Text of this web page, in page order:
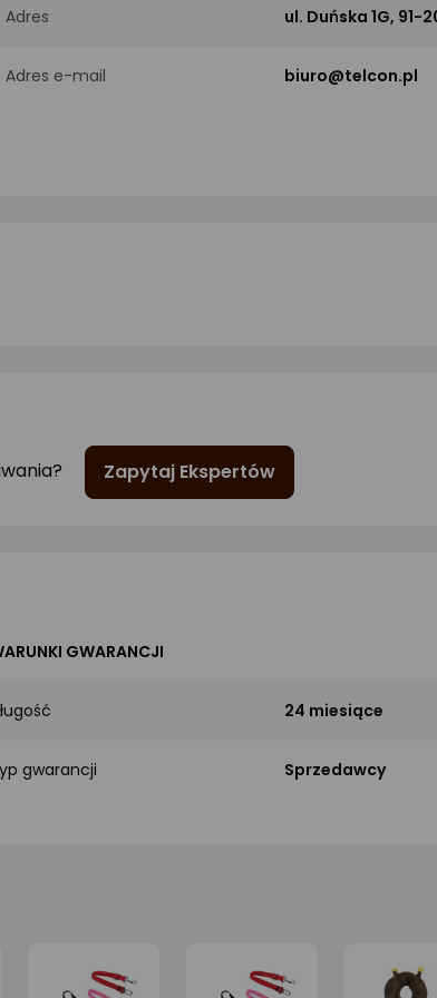
Adres ul. Duńska 1G, 91-
Adres e-mail biuro@telcon.pl
Zapytaj Ekspertów
GWARANCJI
24 miesiące
gwarancji Sprzedawcy